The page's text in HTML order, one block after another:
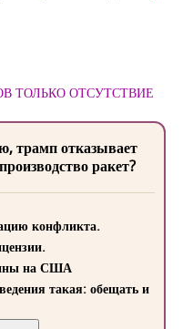
ТОЛЬКО ОТСУТСТВИЕ
трамп отказывает
ракет?
конфликта.
на США
такая: обещать и